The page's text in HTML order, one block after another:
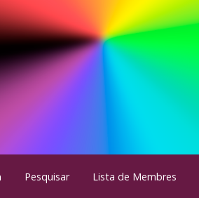
Pesquisar Lista de Membres